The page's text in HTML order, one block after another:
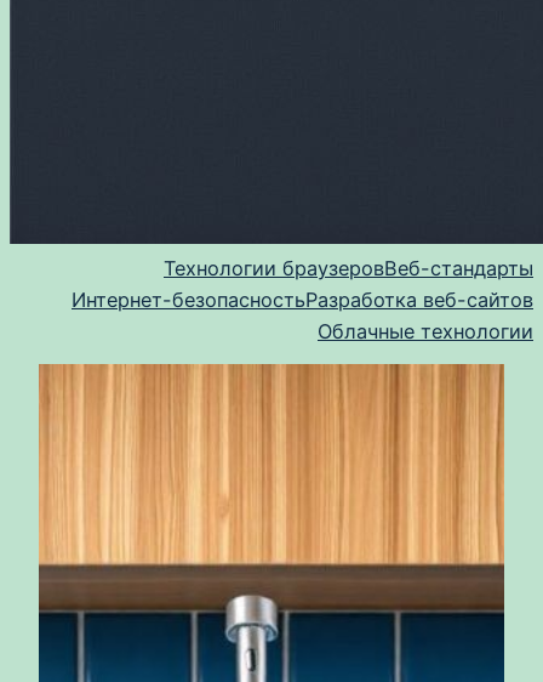
Технологии браузеровВеб-стандарты
Интернет-безопасностьРазработка веб-сайтов
Облачные технологии